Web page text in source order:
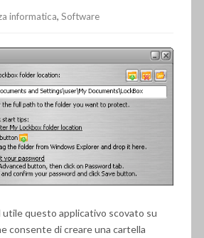
informatica, Software
questo applicativo scovato su
consente di creare una cartella